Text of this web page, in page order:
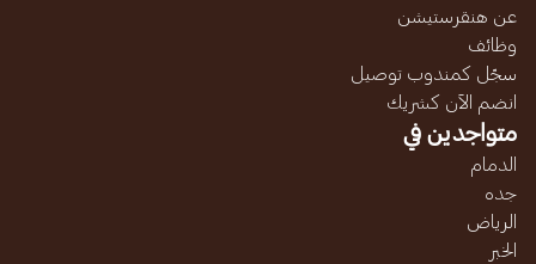
عن هنقرستيشن
وظائف
سجّل كمندوب توصيل
انضم الآن كشريك
متواجدين في
الدمام
جده
الرياض
الخبر